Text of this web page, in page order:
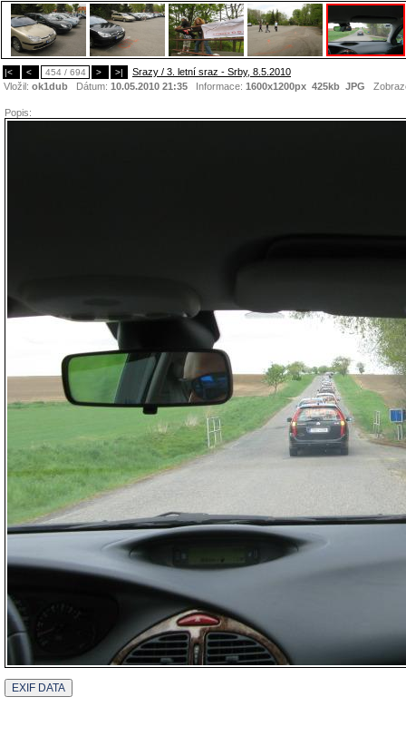
|< < 454 / 694 > >|
Srazy / 3. letní sraz - Srby, 8.5.2010
Vložil: ok1dub Dátum: 10.05.2010 21:35 Informace: 1600x1200px 425kb JPG
Popis: